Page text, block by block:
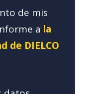
de mis
a la
de DIELCO